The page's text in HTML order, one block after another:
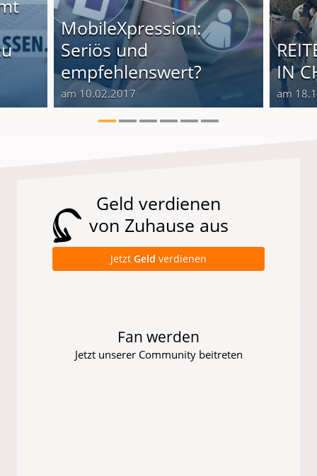
MobileXpression:
Seriös und
empfehlenswert?
am 10.02.2017
IN
am
Geld verdienen
von Zuhause aus
Jetzt Geld verdienen
Fan werden
Jetzt unserer Community beitreten